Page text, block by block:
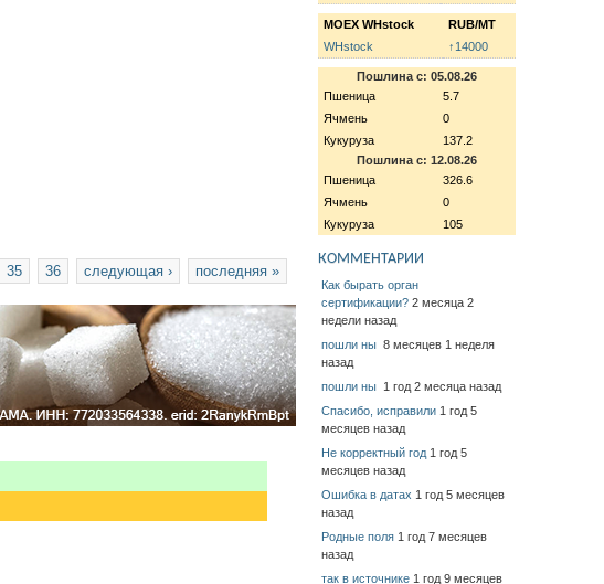
35 36 следующая › последняя »
MOEX WHstock
RUB/MT
WHstock
↑14000
Пошлина с: 05.08.26
Пшеница
5.7
Ячмень
0
Кукуруза
137.2
Пошлина с: 12.08.26
Пшеница
326.6
Ячмень
0
Кукуруза
105
КОММЕНТАРИИ
Как бырать орган
сертификации? 2 месяца 2
недели назад
пошли ны 8 месяцев 1 неделя
назад
пошли ны 1 год 2 месяца назад
Спасибо, исправили 1 год 5
месяцев назад
Не корректный год 1 год 5
месяцев назад
Ошибка в датах 1 год 5 месяцев
назад
Родные поля 1 год 7 месяцев
назад
так в источнике 1 год 9 месяцев